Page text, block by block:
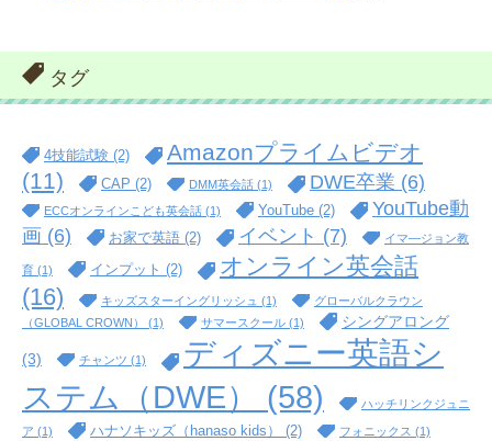
タグ
4技能試験 (2)
Amazonプライムビデオ
(11)
CAP (2) DMM英会話 (1) DWE卒業 (6)
ECCオンラインこども英会話 (1) YouTube (2)
YouTube動
画 (6) お家で英語 (2) イベント (7) イマ―ジョン教
育 (1) インプット (2)
オンライン英会話
(16)
キッズスターイングリッシュ (1)
グローバルクラウン
（GLOBAL CROWN）
(1) サマースクール (1) シングアロング
(3) チャンツ (1)
ディズニー英語シ
ステム（DWE）
(58) ハッチリンクジュニ
ア (1) ハナソキッズ（hanaso kids） (2) フォニックス (1)